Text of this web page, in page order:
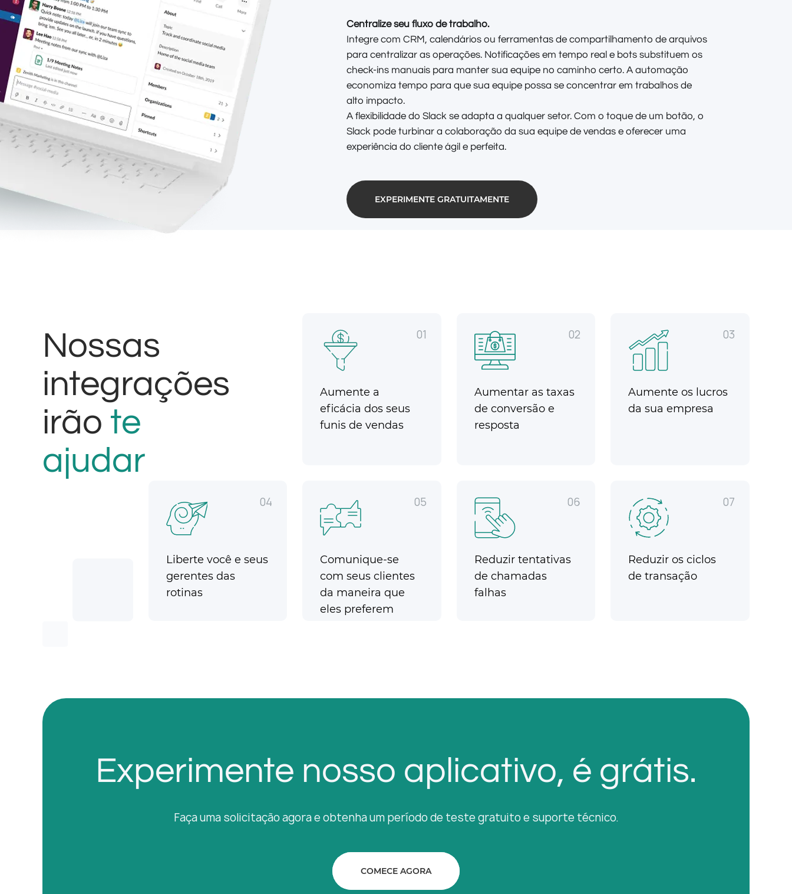
Centralize seu fluxo de trabalho.
Integre com CRM, calendários ou ferramentas de compartilhamento de arquivos
para centralizar as operações. Notificações em tempo real e bots substituem os
check-ins manuais para manter sua equipe no caminho certo. A automação
economiza tempo para que sua equipe possa se concentrar em trabalhos de
alto impacto.
A flexibilidade do Slack se adapta a qualquer setor. Com o toque de um botão, o
Slack pode turbinar a colaboração da sua equipe de vendas e oferecer uma
experiência do cliente ágil e perfeita.
EXPERIMENTE GRATUITAMENTE
Nossas
integrações
irão te
ajudar
01
Aumente a
eficácia dos seus
funis de vendas
02
Aumentar as taxas
de conversão e
resposta
03
Aumente os lucros
da sua empresa
04
Liberte você e seus
gerentes das
rotinas
05
Comunique-se
com seus clientes
da maneira que
eles preferem
06
Reduzir tentativas
de chamadas
falhas
07
Reduzir os ciclos
de transação
Experimente nosso aplicativo, é grátis.
Faça uma solicitação agora e obtenha um período de teste gratuito e suporte técnico.
COMECE AGORA